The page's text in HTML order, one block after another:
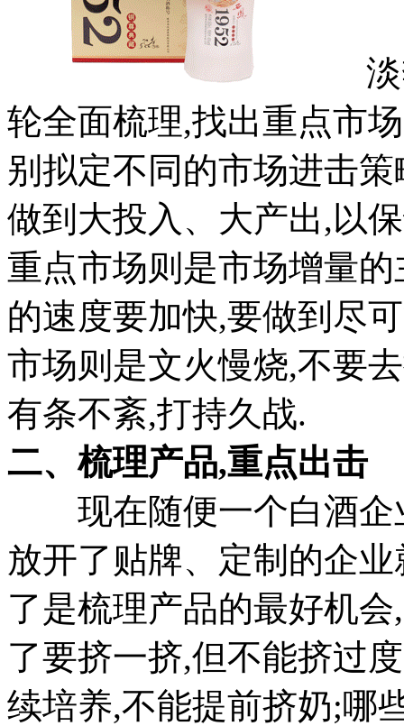
淡季
轮全面梳理,找出重点市
别拟定不同的市场进击
做到大投入、大产出,以
重点市场则是市场增量
的速度要加快,要做到尽
市场则是文火慢烧,不要
有条不紊,打持久战.
二、梳理产品,重点出击
现在随便一个白酒企
放开了贴牌、定制的企
了是梳理产品的最好机
了要挤一挤,但不能挤过
续培养,不能提前挤奶;哪